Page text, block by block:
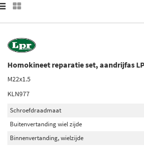
Homokineet reparatie set, aandrijfas
M22x1.5
KLN977
Schroefdraadmaat
Buitenvertanding wiel zijde
Binnenvertanding, wielzijde